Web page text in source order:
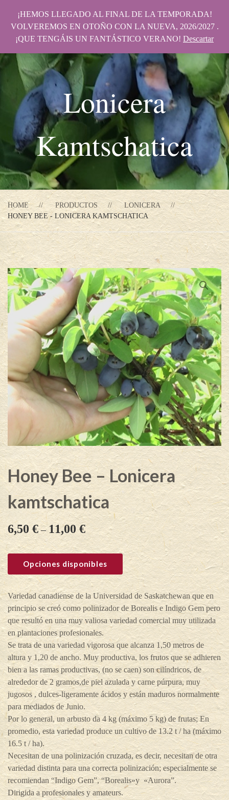
Lonicera
Kamtschatica
HOME PRODUCTOS
LONICERA
HONEY BEE - LONICERA KAMTSCHATICA
Honey Bee – Lonicera
kamtschatica
6,50€–11,00 €
Opciones disponibles
Variedad canadiense de la Universidad de Saskatchewan que en
principio se creó como polinizador de Borealis e Indigo Gem pero
que resultó en una muy valiosa variedad comercial muy utilizada
en plantaciones profesionales.
Se trata de una variedad vigorosa que alcanza 1,50 metros de
altura y 1,20 de ancho. Muy productiva, los frutos que se adhieren
bien a las ramas productivas, (no se caen) son cilíndricos, de
alrededor de 2 gramos,de piel azulada y carne púrpura, muy
jugosos , dulces-ligeramente ácidos y están maduros normalmente
para mediados de Junio.
Por lo general, un arbusto da 4 kg (máximo 5 kg) de frutas; En
promedio, esta variedad produce un cultivo de 13.2 t / ha (máximo
16.5 t / ha).
Necesitan de una polinización cruzada, es decir, necesitan de otra
variedad distinta para una correcta polinización; especialmente se
recomiendan “Indigo Gem”, “Borealis»y «Aurora”.
Dirigida a profesionales y amateurs.
¡HEMOS LLEGADO AL FINAL DE LA TEMPORADA!
VOLVEREMOS EN OTOÑO CON LA NUEVA, 2026/2027 .
¡QUE TENGÁIS UN FANTÁSTICO VERANO! Descartar